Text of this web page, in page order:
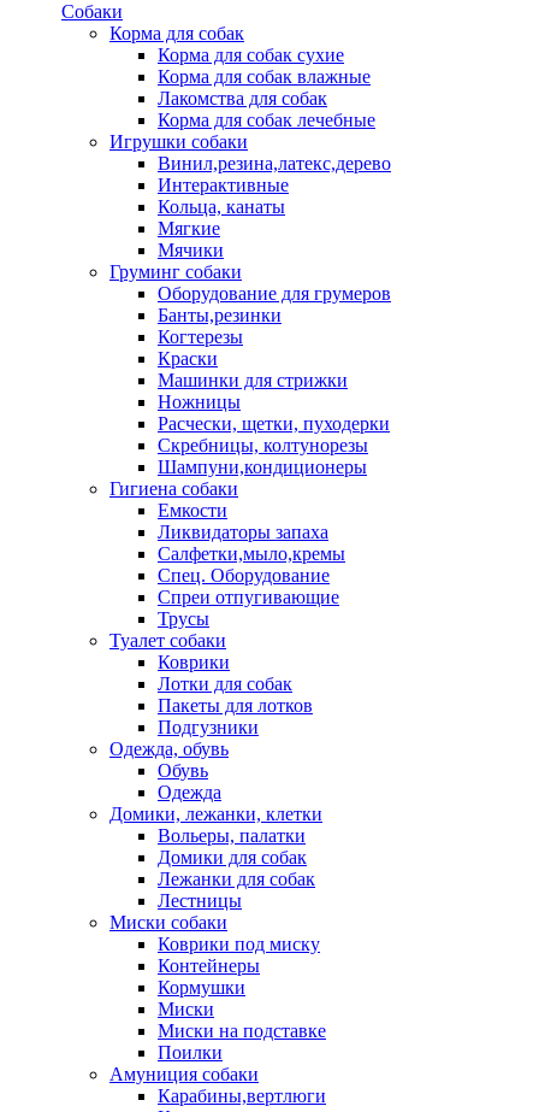
Собаки
Корма для собак
Корма для собак сухие
Корма для собак влажные
Лакомства для собак
Корма для собак лечебные
Игрушки собаки
Винил,резина,латекс,дерево
Интерактивные
Кольца, канаты
Мягкие
Мячики
Груминг собаки
Оборудование для грумеров
Банты,резинки
Когтерезы
Краски
Машинки для стрижки
Ножницы
Расчески, щетки, пуходерки
Скребницы, колтунорезы
Шампуни,кондиционеры
Гигиена собаки
Емкости
Ликвидаторы запаха
Салфетки,мыло,кремы
Спец. Оборудование
Спреи отпугивающие
Трусы
Туалет собаки
Коврики
Лотки для собак
Пакеты для лотков
Подгузники
Одежда, обувь
Обувь
Одежда
Домики, лежанки, клетки
Вольеры, палатки
Домики для собак
Лежанки для собак
Лестницы
Миски собаки
Коврики под миску
Контейнеры
Кормушки
Миски
Миски на подставке
Поилки
Амуниция собаки
Карабины,вертлюги